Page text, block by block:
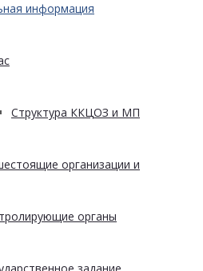
информация
Структура ККЦОЗ и МП
организации и
органы